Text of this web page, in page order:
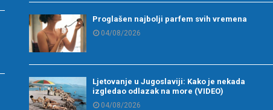
Proglašen najbolji parfem svih vremena
04/08/2026
Ljetovanje u Jugoslaviji: Kako je nekada
izgledao odlazak na more (VIDEO)
04/08/2026